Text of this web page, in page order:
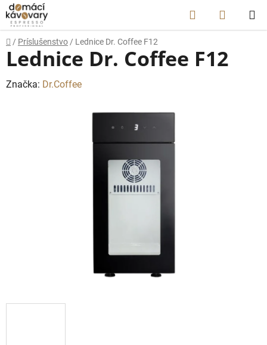
Prejsť
na
obsah
Hľadať
KOŠÍK
Domov
/ Príslušenstvo / Lednice Dr. Coffee F12
Lednice Dr. Coffee F12
Značka: Dr.Coffee